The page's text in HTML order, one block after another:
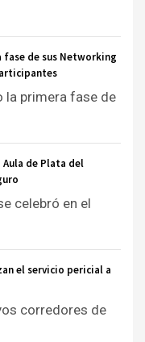
de sus Networking
la primera fase de
de Plata del
celebró en el
el servicio pericial a
corredores de